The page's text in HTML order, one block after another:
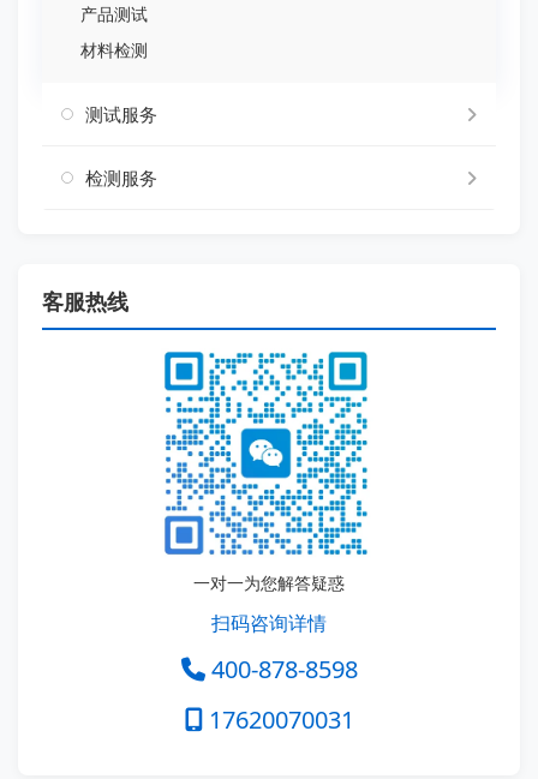
产品测试
材料检测
测试服务
检测服务
客服热线
一对一为您解答疑惑
扫码咨询详情
400-878-8598
17620070031